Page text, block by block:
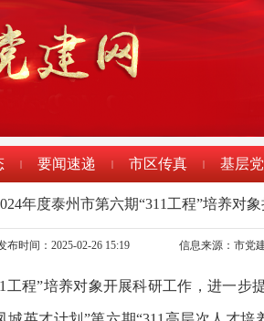
| 要闻速递 | 市区传真 | 基层
年度泰州市第六期“311工程”培养对
布时间：2025-02-26 15:19 信息来源：市党
工程”培养对象开展科研工作，进一